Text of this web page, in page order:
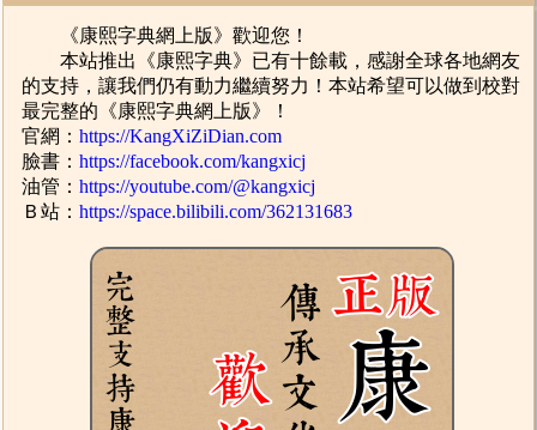
《康熙字典網上版》歡迎您！
本站推出《康熙字典》已有十餘載，感謝全球各地網友
的支持，讓我們仍有動力繼續努力！本站希望可以做到校對
最完整的《康熙字典網上版》！
官網：https://KangXiZiDian.com
臉書：https://facebook.com/kangxicj
油管：https://youtube.com/@kangxicj
Ｂ站：https://space.bilibili.com/362131683